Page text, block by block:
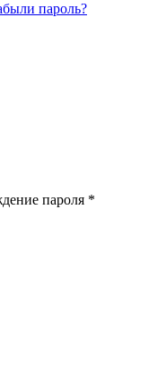
пароль?
пароля *